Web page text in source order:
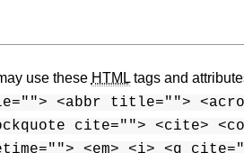
use these HTMLtags and
<abbr title="">
cite=""> <cite>
<em> <i> <q